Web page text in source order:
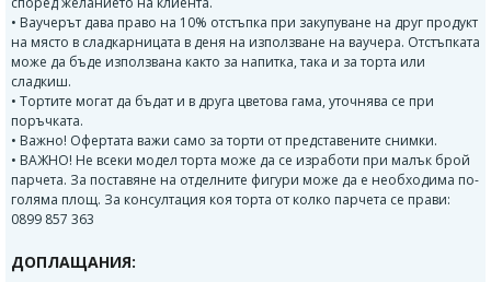
• Ваучерът дава право на 10% отстъпка при закупуване на друг продукт
на място в сладкарницата в деня на използване на ваучера. Отстъпката
може да бъде използвана както за напитка, така и за торта или
сладкиш.
• Тортите могат да бъдат и в друга цветова гама, уточнява се при
поръчката.
• Важно! Офертата важи само за торти от представените снимки.
• ВАЖНО! Не всеки модел торта може да се изработи при малък брой
парчета. За поставяне на отделните фигури може да е необходима по-
голяма площ. За консултация коя торта от колко парчета се прави:
0899 857 363
ДОПЛАЩАНИЯ: